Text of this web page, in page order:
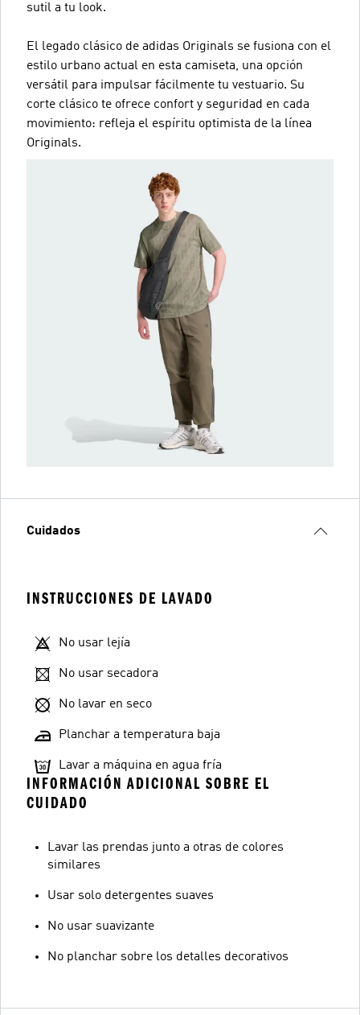
sutil a tu look.
El legado clásico de adidas Originals se fusiona con el
estilo urbano actual en esta camiseta, una opción
versátil para impulsar fácilmente tu vestuario. Su
corte clásico te ofrece confort y seguridad en cada
movimiento: refleja el espíritu optimista de la línea
Originals.
Cuidados
INSTRUCCIONES DE LAVADO
No usar lejía
No usar secadora
No lavar en seco
Planchar a temperatura baja
Lavar a máquina en agua fría
INFORMACIÓN ADICIONAL SOBRE EL
CUIDADO
Lavar las prendas junto a otras de colores
similares
Usar solo detergentes suaves
No usar suavizante
No planchar sobre los detalles decorativos